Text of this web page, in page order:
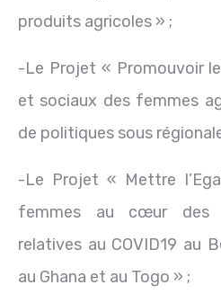
produits agricoles » ;
-Le Projet « Promouvoir
et sociaux des femmes
de politiques sous
-Le Projet « Mettre
femmes au cœur des
relatives au COVID19 au
au Ghana et au Togo » ;